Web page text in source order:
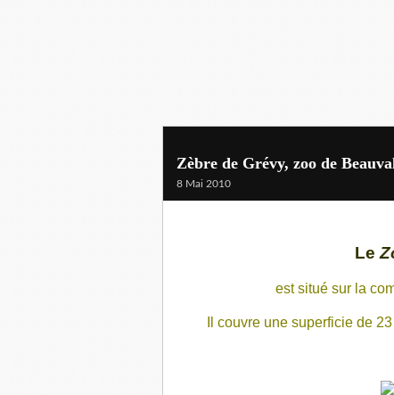
Zèbre de Grévy, zoo de
8 Mai 2010
Le
est situé sur la
Il couvre une superficie de